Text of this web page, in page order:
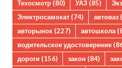
Техосмотр (80) УАЗ (85)
Электросамокат (74) автоваз
авторынок (227) автошкола
водительское удостоверение
дороги (156) закон (84)